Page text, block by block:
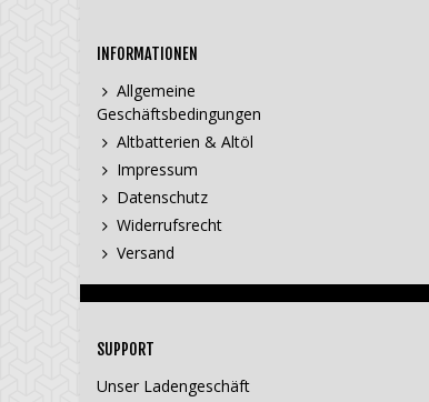
INFORMATIONEN
Allgemeine
Geschäftsbedingungen
Altbatterien & Altöl
Impressum
Datenschutz
Widerrufsrecht
Versand
SUPPORT
Unser Ladengeschäft